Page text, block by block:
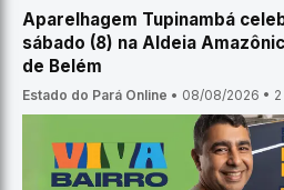
Aparelhagem Tupinambá
sábado (8) na Aldeia
de Belém
Estado do Pará Online • 08/08/2026 •